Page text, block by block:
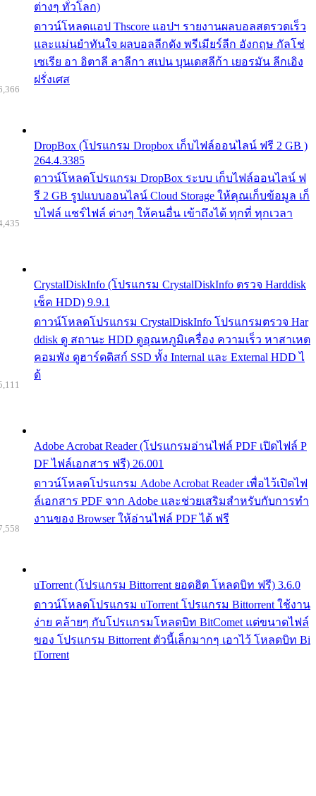
ต่างๆ ทั่วโลก)
ดาวน์โหลดแอป Thscore แอปฯ รายงานผลบอลสดรวดเร็ว
และแม่นยำทันใจ ผลบอลลีกดัง พรีเมียร์ลีก อังกฤษ กัลโช่
เซเรีย อา อิตาลี ลาลีกา สเปน บุนเดสลีก้า เยอรมัน ลีกเอิง
ฝรั่งเศส
DropBox (โปรแกรม Dropbox เก็บไฟล์ออนไลน์ ฟรี 2 GB )
264.4.3385
ดาวน์โหลดโปรแกรม DropBox ระบบ เก็บไฟล์ออนไลน์ ฟ
รี 2 GB รูปแบบออนไลน์ Cloud Storage ให้คุณเก็บข้อมูล เก็
บไฟล์ แชร์ไฟล์ ต่างๆ ให้คนอื่น เข้าถึงได้ ทุกที่ ทุกเวลา
CrystalDiskInfo (โปรแกรม CrystalDiskInfo ตรวจ Harddisk
เช็ค HDD) 9.9.1
ดาวน์โหลดโปรแกรม CrystalDiskInfo โปรแกรมตรวจ Har
ddisk ดู สถานะ HDD ดูอุณหภูมิเครื่อง ความเร็ว หาสาเหต
คอมพัง ดูฮาร์ดดิสก์ SSD ทั้ง Internal และ External HDD ไ
ด้
Adobe Acrobat Reader (โปรแกรมอ่านไฟล์ PDF เปิดไฟล์ P
DF ไฟล์เอกสาร ฟรี) 26.001
ดาวน์โหลดโปรแกรม Adobe Acrobat Reader เพื่อไว้เปิดไฟ
ล์เอกสาร PDF จาก Adobe และช่วยเสริมสำหรับกับการทำ
งานของ Browser ให้อ่านไฟล์ PDF ได้ ฟรี
uTorrent (โปรแกรม Bittorrent ยอดฮิต โหลดบิท ฟรี) 3.6.0
ดาวน์โหลดโปรแกรม uTorrent โปรแกรม Bittorrent ใช้งาน
ง่าย คล้ายๆ กับโปรแกรมโหลดบิท BitComet แต่ขนาดไฟล์
ของ โปรแกรม Bittorrent ตัวนี้เล็กมากๆ เอาไว้ โหลดบิท Bi
tTorrent